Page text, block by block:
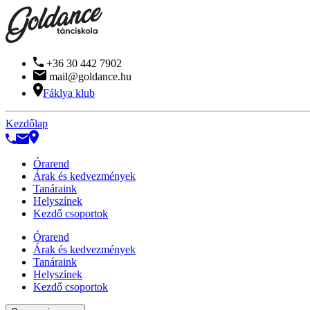
+36 30 442 7902
mail@goldance.hu
Fáklya klub
Kezdőlap
Órarend
Árak és kedvezmények
Tanáraink
Helyszínek
Kezdő csoportok
Órarend
Árak és kedvezmények
Tanáraink
Helyszínek
Kezdő csoportok